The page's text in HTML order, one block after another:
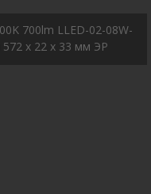
700lm LLED-02-08W-
х 22 х 33 мм ЭР